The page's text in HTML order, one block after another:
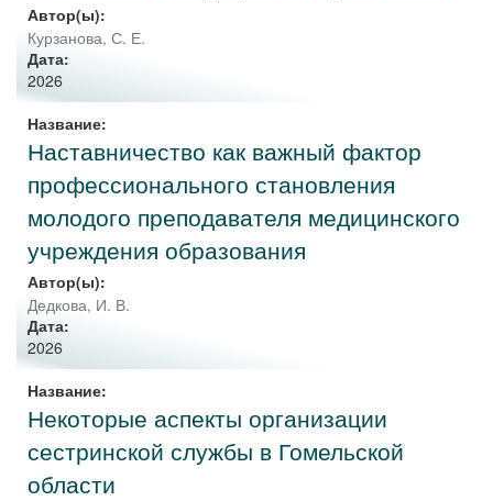
Автор(ы):
Курзанова, С. Е.
Дата:
2026
Название:
Наставничество как важный фактор
профессионального становления
молодого преподавателя медицинского
учреждения образования
Автор(ы):
Дедкова, И. В.
Дата:
2026
Название:
Некоторые аспекты организации
сестринской службы в Гомельской
области